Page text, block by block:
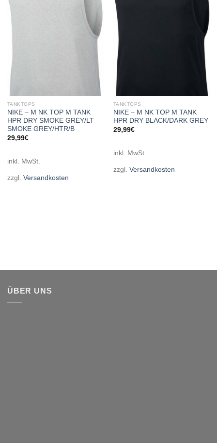
wishlist
TANKTOPS
NIKE – M NK TOP M TANK
HPR DRY SMOKE GREY/LT
SMOKE GREY/HTR/B
29,99€
inkl. MwSt.
zzgl. Versandkosten
TANKTOPS
NIKE – M NK TOP M TANK
HPR DRY BLACK/DARK GREY
29,99€
inkl. MwSt.
zzgl. Versandkosten
ÜBER UNS